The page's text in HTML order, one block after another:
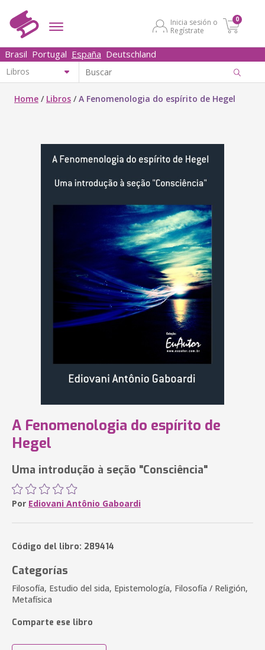
Inicia sesión o
Regístrate
0
Brasil Portugal España Deutschland
Home / Libros /A Fenomenologia do espírito de Hegel
A Fenomenologia do espírito de
Hegel
Uma introdução à seção "Consciência"
Por Ediovani Antônio Gaboardi
Código del libro: 289414
Categorías
Filosofía, Estudio del sida, Epistemología, Filosofía / Religión,
Metafísica
Comparte ese libro